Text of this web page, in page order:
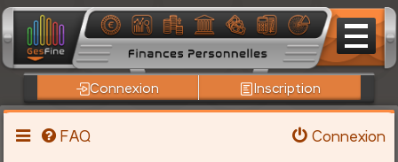
Connexion Inscription
FAQ
Connexion